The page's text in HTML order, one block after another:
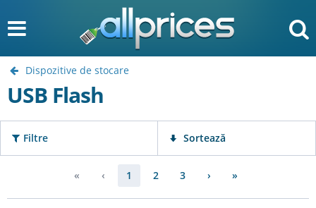
Dispozitive de stocare
USB Flash
Filtre Sortează
« ‹ 1 2 3 › »